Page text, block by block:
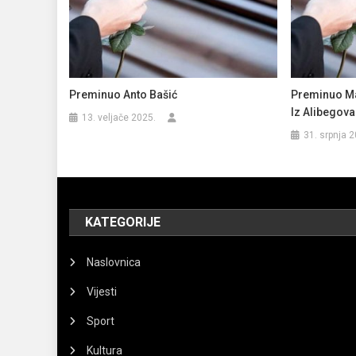
Preminuo Anto Bašić
13. veljače 2025.
Preminuo
Iz
31. srpnja
KATEGORIJE
Naslovnica
Vijesti
Sport
Kultura